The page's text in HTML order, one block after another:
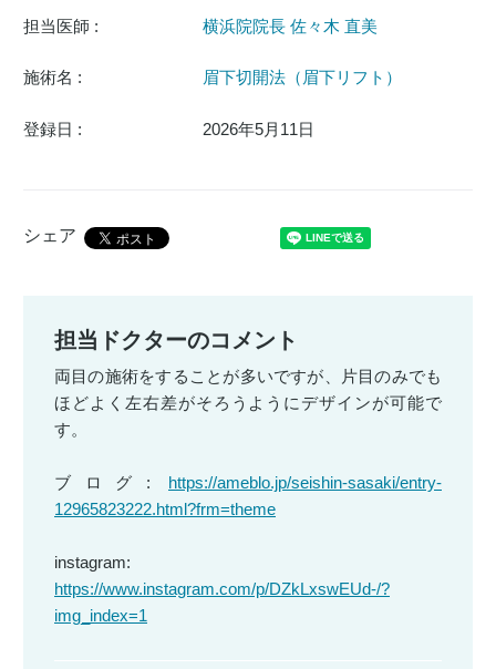
担当医師 : 横浜院院長 佐々木 直美
施術名 : 眉下切開法（眉下リフト）
登録日 : 2026年5月11日
シェア
担当ドクターのコメント
両目の施術をすることが多いですが、片目のみでも
ほどよく左右差がそろうようにデザインが可能で
す。
ブログ: https://ameblo.jp/seishin-sasaki/entry-
12965823222.html?frm=theme
instagram:
https://www.instagram.com/p/DZkLxswEUd-/?
img_index=1